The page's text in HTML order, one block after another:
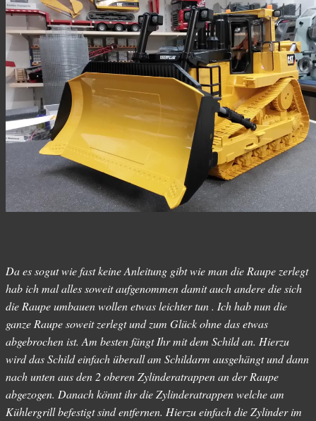
Da es sogut wie fast keine Anleitung gibt wie man die Raupe zerlegt
hab ich mal alles soweit aufgenommen damit auch andere die sich
die Raupe umbauen wollen etwas leichter tun . Ich hab nun die
ganze Raupe soweit zerlegt und zum Glück ohne das etwas
abgebrochen ist. Am besten fängt Ihr mit dem Schild an. Hierzu
wird das Schild einfach überall am Schildarm ausgehängt und dann
nach unten aus den 2 oberen Zylinderatrappen an der Raupe
abgezogen. Danach könnt ihr die Zylinderatrappen welche am
Kühlergrill befestigt sind entfernen. Hierzu einfach die Zylinder im